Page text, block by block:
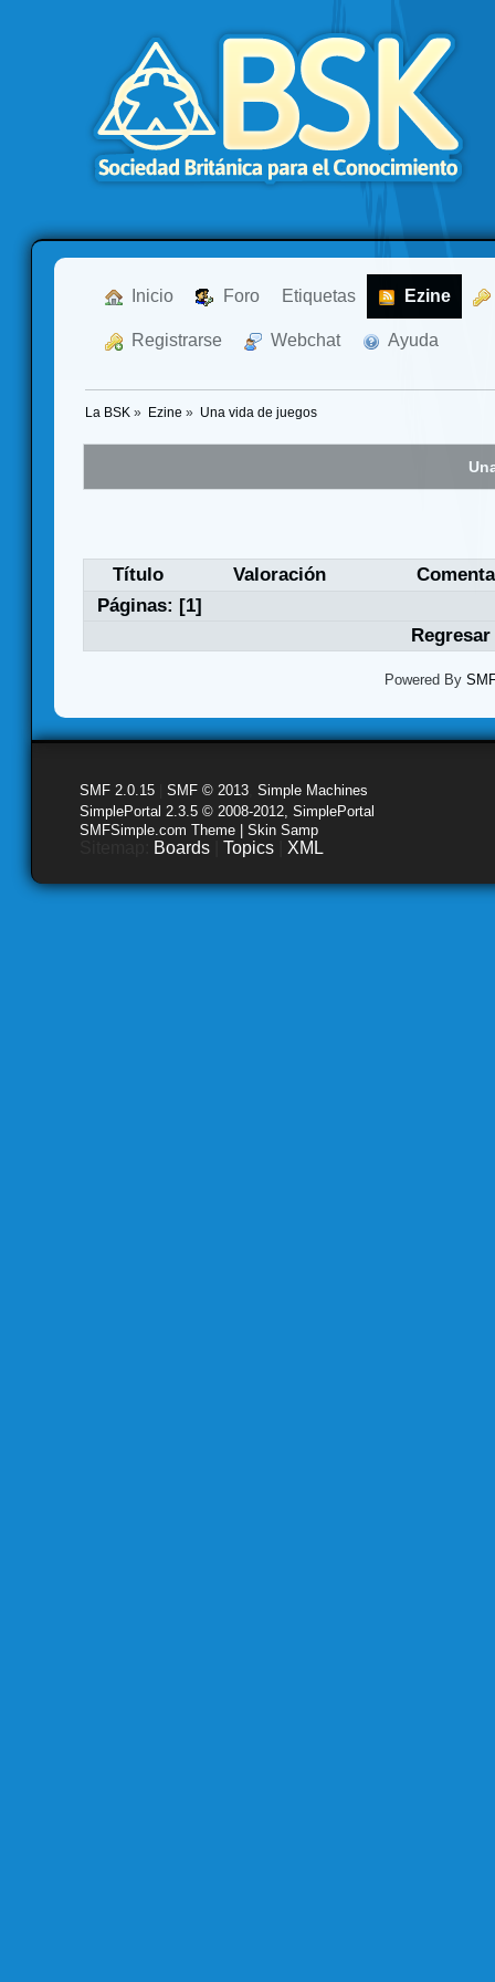
Inicio Foro Etiquetas Ezine
Registrarse Webchat Ayuda
La BSK » Ezine » Una vida de juegos
Título Valoración
Páginas: [1]
Powered By
SMF 2.0.15 SMF © 2013 Simple Machines
SimplePortal 2.3.5 © 2008-2012, SimplePortal
SMFSimple.com Theme | Skin Samp
Boards Topics XML